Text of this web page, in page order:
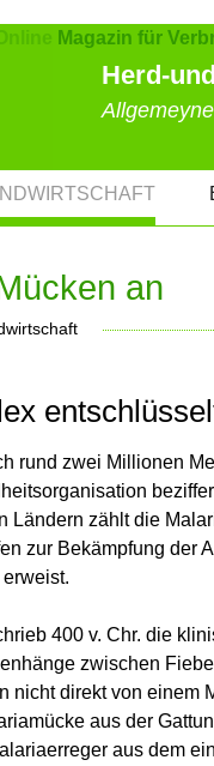
Herd-
an
rund zwei Millionen
Ländern zählt die
zur Bekämpfung der
400 v. Chr. die
zwischen
nicht direkt von einem
aus der
aus dem